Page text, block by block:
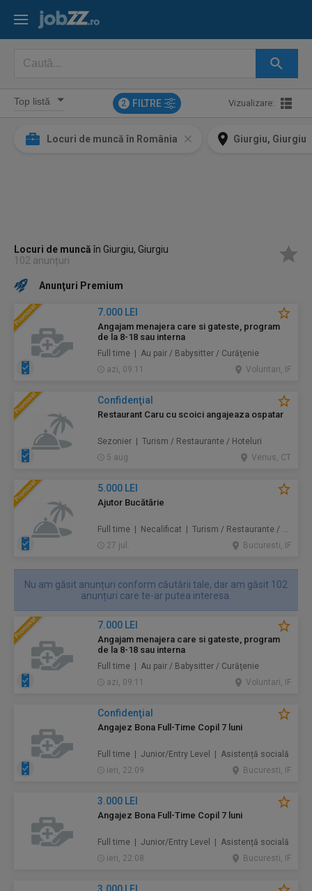
2 FILTRE Vizualizare:
Locuri de muncă în România Giurgiu, Giurgiu
Locuri de muncăîn Giurgiu, Giurgiu
102 anunțuri
Anunţuri Premium
7.000 LEI
Angajam menajera care si gateste, program
de la 8-18 sau interna
Full time | Au pair / Babysitter / Curăţenie
azi, 09:11
Voluntari, IF
Confidenţial
Restaurant Caru cu scoici angajeaza ospatar
Sezonier | Turism / Restaurante / Hoteluri
5 aug.
Venus, CT
5.000 LEI
Ajutor Bucătărie
Full time | Necalificat | Turism / Restaurante / Hoteluri
27 jul.
Bucuresti, IF
Nu am găsit anunțuri conform căutării tale, dar am găsit 102
anunțuri care te-ar putea interesa.
7.000 LEI
Angajam menajera care si gateste, program
de la 8-18 sau interna
Full time | Au pair / Babysitter / Curăţenie
azi, 09:11
Voluntari, IF
Confidenţial
Angajez Bona Full-Time Copil 7 luni
Full time | Junior/Entry Level | Asistență socială
ieri, 22:09
Bucuresti, IF
3.000 LEI
Angajez Bona Full-Time Copil 7 luni
Full time | Junior/Entry Level | Asistență socială
ieri, 22:08
Bucuresti, IF